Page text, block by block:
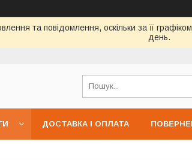
та повідомлення, оскільки за її
день.
ДОСТАВКА І ОПЛАТА